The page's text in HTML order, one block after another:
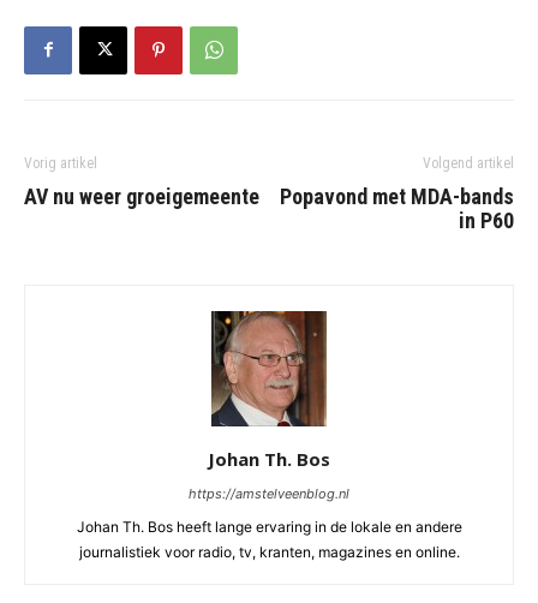
Vorig artikel
AV nu weer groeigemeente
Volgend artikel
Popavond met MDA-bands
in P60
Johan Th. Bos
https://amstelveenblog.nl
Johan Th. Bos heeft lange ervaring in de lokale en andere
journalistiek voor radio, tv, kranten, magazines en online.